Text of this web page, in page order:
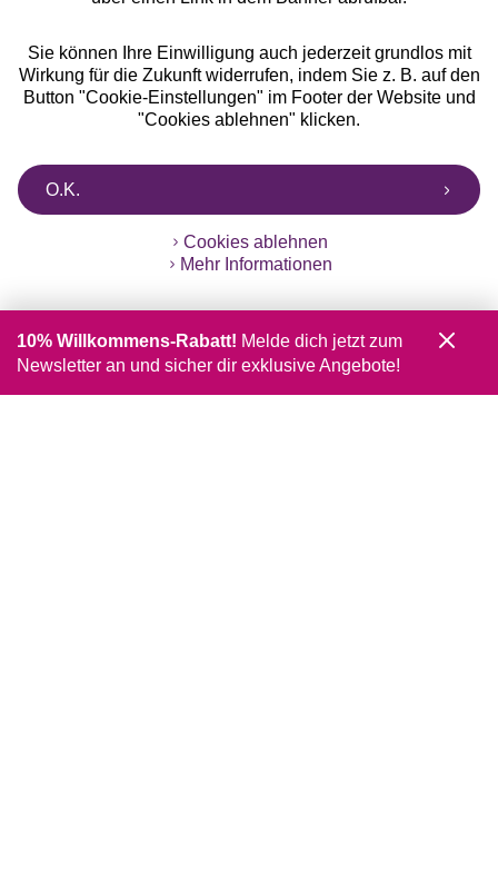
Sie können Ihre Einwilligung auch jederzeit grundlos mit
Wirkung für die Zukunft widerrufen, indem Sie z. B. auf den
Button "Cookie-Einstellungen" im Footer der Website und
"Cookies ablehnen" klicken.
O.K.
Cookies ablehnen
Mehr Informationen
10% Willkommens-Rabatt! Melde dich jetzt zum
Newsletter an und sicher dir exklusive Angebote!